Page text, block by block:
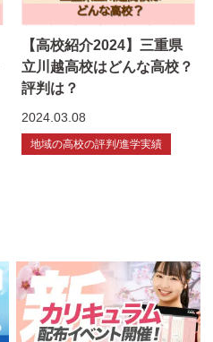
【高校紹介2024】三重県
立川越高校はどんな高校？
評判は？
2024.03.08
地域の高校の評判/進学実績